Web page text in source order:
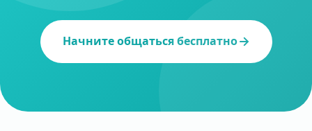
Начните общаться бесплатно